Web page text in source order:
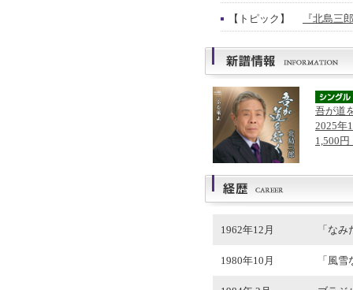
【トピック】 『北島三
吾が道
2025年
1,500
1962年12月 「な
1980年10月 「風